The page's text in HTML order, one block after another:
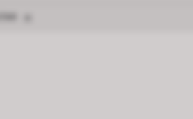
ลบตัวกรอง NORTH STAR